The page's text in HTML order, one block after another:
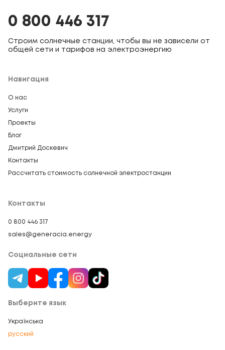
0 800 446 317
Строим солнечные станции, чтобы вы не зависели от
общей сети и тарифов на электроэнергию
Навигация
О нас
Услуги
Проекты
Блог
Дмитрий Доскевич
Контакты
Рассчитать стоимость солнечной электростанции
Контакты
0 800 446 317
sales@generacia.energy
Социальные сети
Выберите язык
Українська
русский